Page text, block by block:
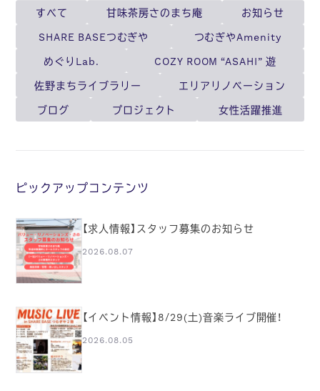
すべて 甘味茶房さのまち庵
お知らせ
SHARE BASEつむぎや
つむぎやAmenity
めぐりLab.
COZY ROOM “ASAHI” 遊
佐野まちライブラリー
エリアリノベーション
ブログ
プロジェクト 女性活躍推進
ピックアップコンテンツ
【求人情報】スタッフ募集のお知らせ
2026.08.07
【イベント情報】8/29(土)音楽ライブ開催！
2026.08.05